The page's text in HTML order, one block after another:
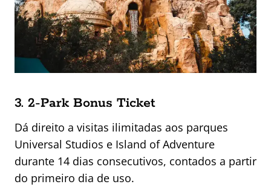
3. 2-Park Bonus Ticket
Dá direito a visitas ilimitadas aos parques
Universal Studios e Island of Adventure
durante 14 dias consecutivos, contados a partir
do primeiro dia de uso.